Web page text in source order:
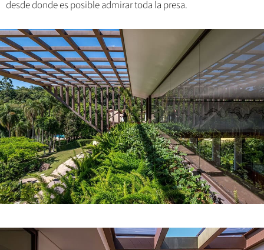
desde donde es posible admirar toda la presa.